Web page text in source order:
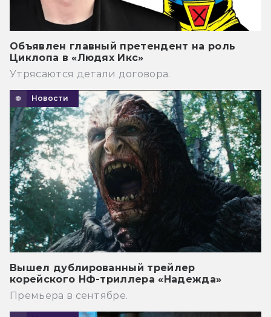
Объявлен главный претендент на роль
Циклопа в «Людях Икс»
Утрясаются детали договора.
Новости
Вышел дублированный трейлер
корейского НФ-триллера «Надежда»
Премьера в сентябре.